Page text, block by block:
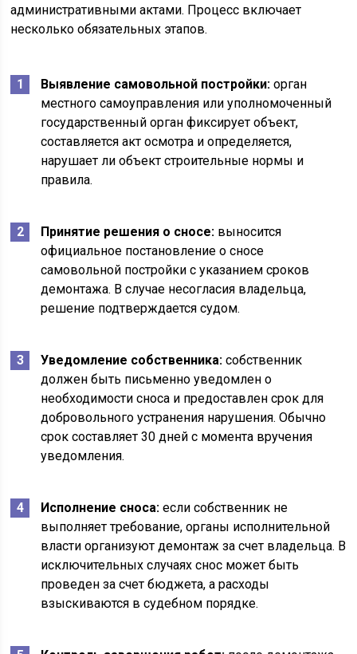
административными актами. Процесс включает
несколько обязательных этапов.
Выявление самовольной постройки: орган
местного самоуправления или уполномоченный
государственный орган фиксирует объект,
составляется акт осмотра и определяется,
нарушает ли объект строительные нормы и
правила.
Принятие решения о сносе: выносится
официальное постановление о сносе
самовольной постройки с указанием сроков
демонтажа. В случае несогласия владельца,
решение подтверждается судом.
Уведомление собственника: собственник
должен быть письменно уведомлен о
необходимости сноса и предоставлен срок для
добровольного устранения нарушения. Обычно
срок составляет 30 дней с момента вручения
уведомления.
Исполнение сноса: если собственник не
выполняет требование, органы исполнительной
власти организуют демонтаж за счет владельца. В
исключительных случаях снос может быть
проведен за счет бюджета, а расходы
взыскиваются в судебном порядке.